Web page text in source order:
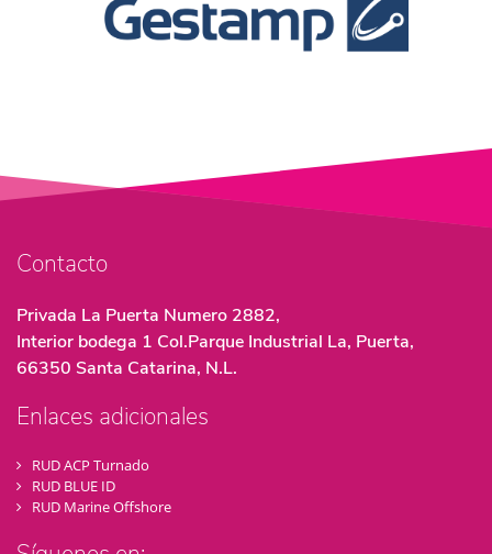
Contacto
Privada La Puerta Numero 2882,
Interior bodega 1 Col.Parque Industrial La, Puerta,
66350 Santa Catarina, N.L.
Enlaces adicionales
RUD ACP Turnado
RUD BLUE ID
RUD Marine Offshore